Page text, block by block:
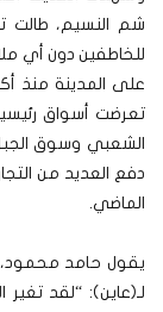
شم النسيم، طالت
للخاطفين دون أي
تعرضت أسواق
الشعبي وسوق
دفع العديد من
الماضي.
يقول حامد محمود،
لـ(عاين): “لقد